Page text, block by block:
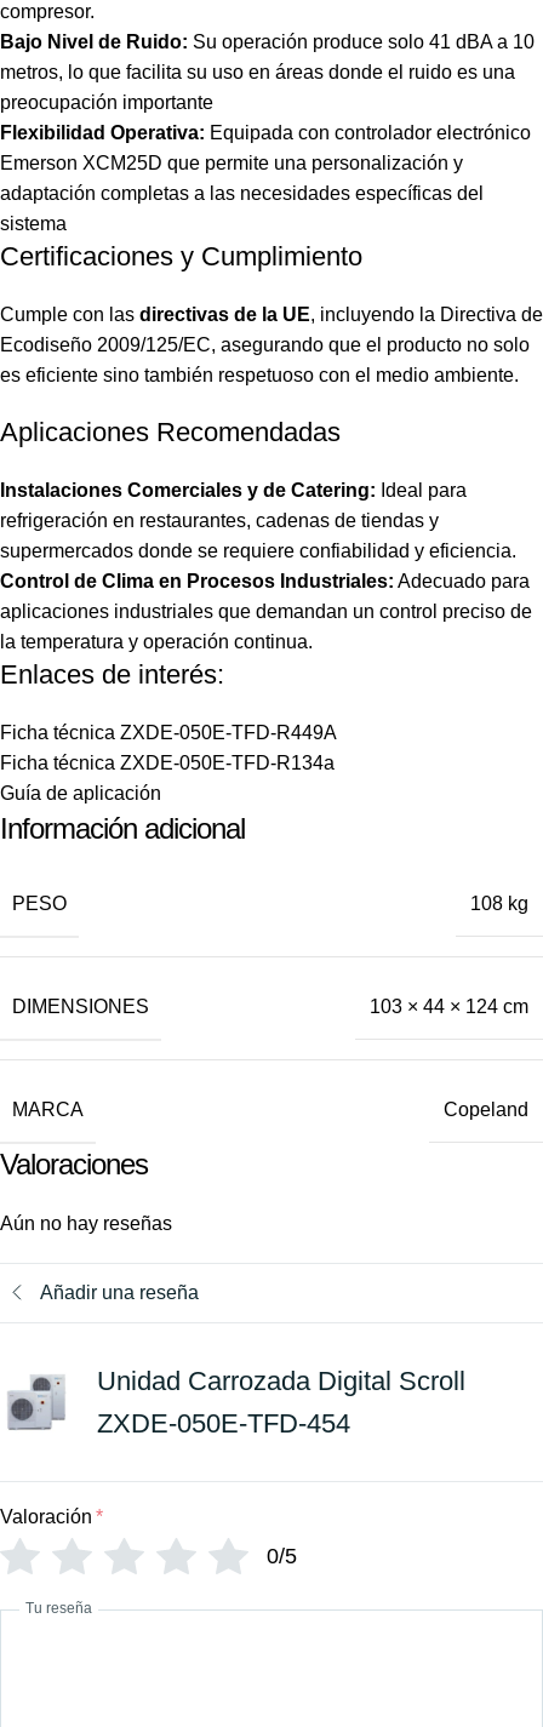
compresor.
Bajo Nivel de Ruido: Su operación produce solo 41 dBA a 10
metros, lo que facilita su uso en áreas donde el ruido es una
preocupación importante​
Flexibilidad Operativa: Equipada con controlador electrónico
Emerson XCM25D que permite una personalización y
adaptación completas a las necesidades específicas del
sistema​
Certificaciones y Cumplimiento
Cumple con las directivas de la UE, incluyendo la Directiva de
Ecodiseño 2009/125/EC, asegurando que el producto no solo
es eficiente sino también respetuoso con el medio ambiente.
Aplicaciones Recomendadas
Instalaciones Comerciales y de Catering: Ideal para
refrigeración en restaurantes, cadenas de tiendas y
supermercados donde se requiere confiabilidad y eficiencia.
Control de Clima en Procesos Industriales: Adecuado para
aplicaciones industriales que demandan un control preciso de
la temperatura y operación continua.
Enlaces de interés:
Ficha técnica ZXDE-050E-TFD-R449A
Ficha técnica ZXDE-050E-TFD-R134a
Guía de aplicación
Información adicional
PESO 108 kg
DIMENSIONES 103 × 44 × 124 cm
MARCA Copeland
Valoraciones
Aún no hay reseñas
Añadir una reseña
Unidad Carrozada Digital Scroll
ZXDE-050E-TFD-454
Valoración *
0/5
Tu reseña